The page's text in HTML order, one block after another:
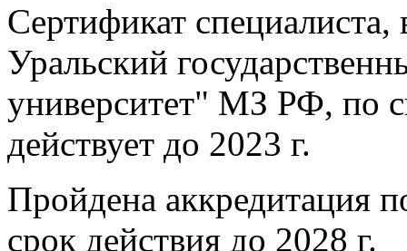
Сертификат
Уральский
университет" МЗ РФ, по
действует до 2023 г.
Пройдена аккредитация
срок действия до 2028 г.